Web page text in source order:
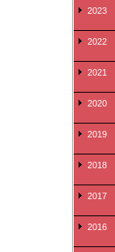
2023
2022
2021
2020
2019
2018
2017
2016